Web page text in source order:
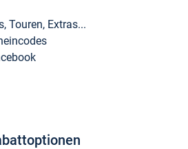
Touren, Extras...